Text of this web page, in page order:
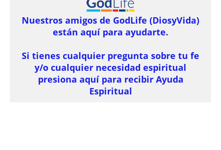
Nuestros amigos de GodLife (DiosyVida)
están aquí para ayudarte.
Si tienes cualquier pregunta sobre tu fe
y/o cualquier necesidad espiritual
presiona aquí para recibir Ayuda
Espiritual